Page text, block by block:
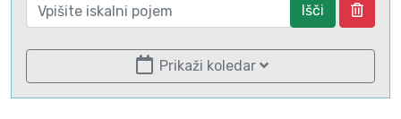
Išči
Prikaži koledar